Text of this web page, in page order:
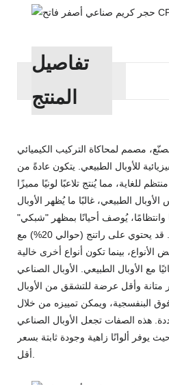
تفاصيل
المنتج
مصمم لمحاكاة التركيب الكيميائي
للأوبال الطبيعي. يتكون عادةً من
للغاية، مما يُنتج تلاعبًا لونيًا مميزًا
الطبيعي، غالبًا ما يُظهر الأوبال
وانتظامًا، يُوصف أحيانًا بمظهر "شبكي"
أو "جلد سحلية" عند التكبير. قد يحتوي على راتنج (حوالي 20%) مع
80%) في بعض الأنواع، بينما تكون أنواع أخرى خالية
مع الأوبال الطبيعي. الأوبال الصناعي
متانة وأقل عرضة للتشقق من الأوبال
البنفسجية، ويمكن تمييزه من خلال
هذه الصفات تجعل الأوبال الصناعي
يوفر ألوانًا زاهية وجودة ثابتة بسعر